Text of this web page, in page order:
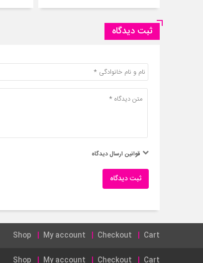
ثبت دیدگاه
قوانین ارسال دیدگاه
ثبت دیدگاه
Cart
Checkout
My account
Shop
Cart
Checkout
My account
Shop